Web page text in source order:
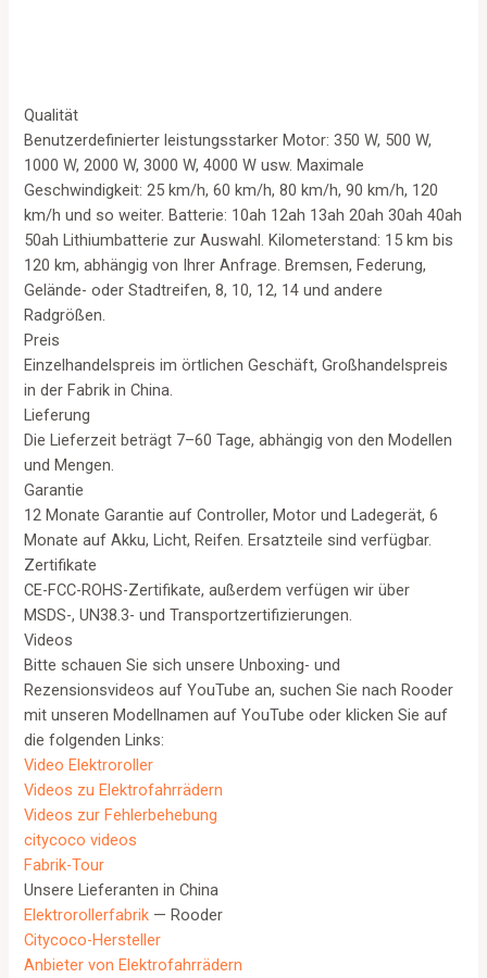
Qualität
Benutzerdefinierter leistungsstarker Motor: 350 W, 500 W,
1000 W, 2000 W, 3000 W, 4000 W usw. Maximale
Geschwindigkeit: 25 km/h, 60 km/h, 80 km/h, 90 km/h, 120
km/h und so weiter. Batterie: 10ah 12ah 13ah 20ah 30ah 40ah
50ah Lithiumbatterie zur Auswahl. Kilometerstand: 15 km bis
120 km, abhängig von Ihrer Anfrage. Bremsen, Federung,
Gelände- oder Stadtreifen, 8, 10, 12, 14 und andere
Radgrößen.
Preis
Einzelhandelspreis im örtlichen Geschäft, Großhandelspreis
in der Fabrik in China.
Lieferung
Die Lieferzeit beträgt 7–60 Tage, abhängig von den Modellen
und Mengen.
Garantie
12 Monate Garantie auf Controller, Motor und Ladegerät, 6
Monate auf Akku, Licht, Reifen. Ersatzteile sind verfügbar.
Zertifikate
CE-FCC-ROHS-Zertifikate, außerdem verfügen wir über
MSDS-, UN38.3- und Transportzertifizierungen.
Videos
Bitte schauen Sie sich unsere Unboxing- und
Rezensionsvideos auf YouTube an, suchen Sie nach Rooder
mit unseren Modellnamen auf YouTube oder klicken Sie auf
die folgenden Links:
Video Elektroroller
Videos zu Elektrofahrrädern
Videos zur Fehlerbehebung
citycoco videos
Fabrik-Tour
Unsere Lieferanten in China
Elektrorollerfabrik — Rooder
Citycoco-Hersteller
Anbieter von Elektrofahrrädern